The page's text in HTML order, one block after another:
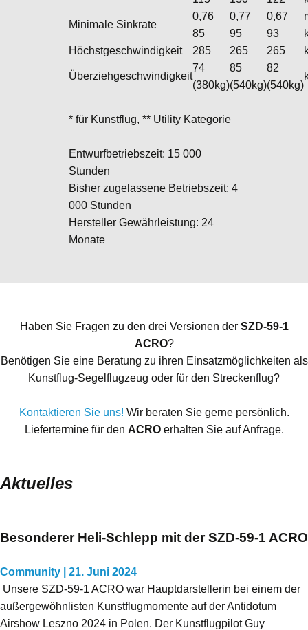
Minimale Sinkrate
0,76
85
0,77
95
0,67
93
Höchstgeschwindigkeit
285 265 265
Überziehgeschwindigkeit
74
(380kg)
85
(540kg)
82
(540kg)
* für Kunstflug, ** Utility Kategorie
Entwurfbetriebszeit: 15 000
Stunden
Bisher zugelassene Betriebszeit: 4
000 Stunden
Hersteller Gewährleistung: 24
Monate
Haben Sie Fragen zu den drei Versionen der SZD-59-1
ACRO?
Benötigen Sie eine Beratung zu ihren Einsatzmöglichkeiten als
Kunstflug-Segelflugzeug oder für den Streckenflug?
Kontaktieren Sie uns! Wir beraten Sie gerne persönlich.
Liefertermine für den ACROerhalten Sie auf Anfrage.
Aktuelles
Besonderer Heli-Schlepp mit der SZD-59-1 ACRO
Community | 21. Juni 2024
Unsere SZD-59-1 ACRO war Hauptdarstellerin bei einem der
außergewöhnlisten Kunstflugmomente auf der Antidotum
Airshow Leszno 2024 in Polen. Der Kunstflugpilot Guy